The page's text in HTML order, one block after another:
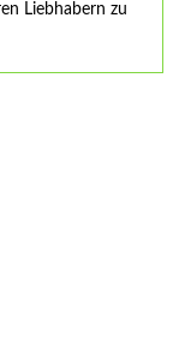
Liebhabern zu